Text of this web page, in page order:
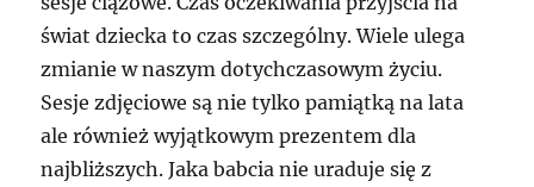
świat dziecka to czas szczególny. Wiele ulega
zmianie w naszym dotychczasowym życiu.
Sesje zdjęciowe są nie tylko pamiątką na lata
ale również wyjątkowym prezentem dla
najbliższych. Jaka babcia nie uraduje się z